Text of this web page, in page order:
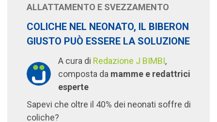
ALLATTAMENTO E SVEZZAMENTO
COLICHE NEL NEONATO, IL BIBERON
GIUSTO PUÒ ESSERE LA SOLUZIONE
A cura di Redazione J BIMBI,
composta da mamme e redattrici
esperte
Sapevi che oltre il 40% dei neonati soffre di
coliche?